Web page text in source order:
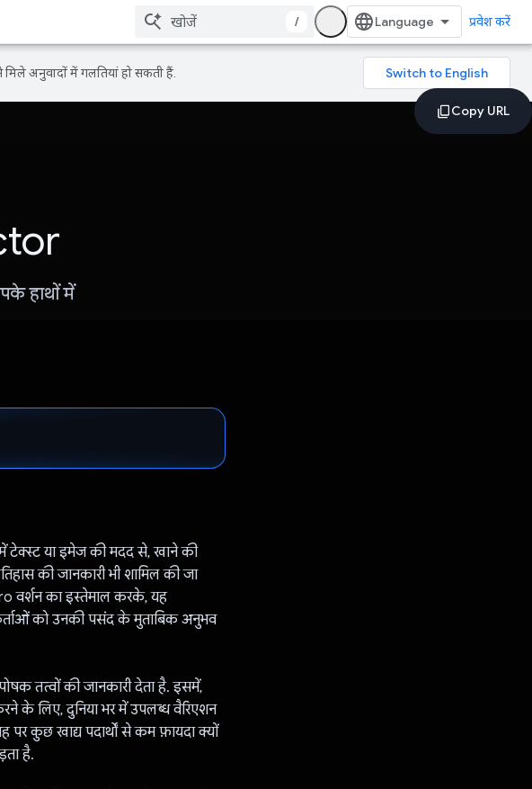
/ प्रवेश करें
अनुवादों में गलतियां हो सकती हैं.
हाथों में
या इमेज की मदद से, खाने की
की जानकारी भी शामिल की जा
वर्शन का इस्तेमाल करके, यह
को उनकी पसंद के मुताबिक अनुभव
तत्वों की जानकारी देता है. इसमें,
के लिए, दुनिया भर में उपलब्ध वैरिएशन
कुछ खाद्य पदार्थों से कम फ़ायदा क्यों
है.